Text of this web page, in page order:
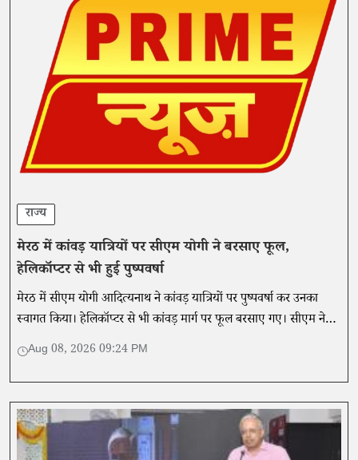
राज्य
मेरठ में कांवड़ यात्रियों पर सीएम योगी ने बरसाए फूल,
हेलिकॉप्टर से भी हुई पुष्पवर्षा
मेरठ में सीएम योगी आदित्यनाथ ने कांवड़ यात्रियों पर पुष्पवर्षा कर उनका
स्वागत किया। हेलिकॉप्टर से भी कांवड़ मार्ग पर फूल बरसाए गए। सीएम ने
यात्रा को एकता और समरसता का प्रतीक बताया।
Aug 08, 2026 09:24 PM